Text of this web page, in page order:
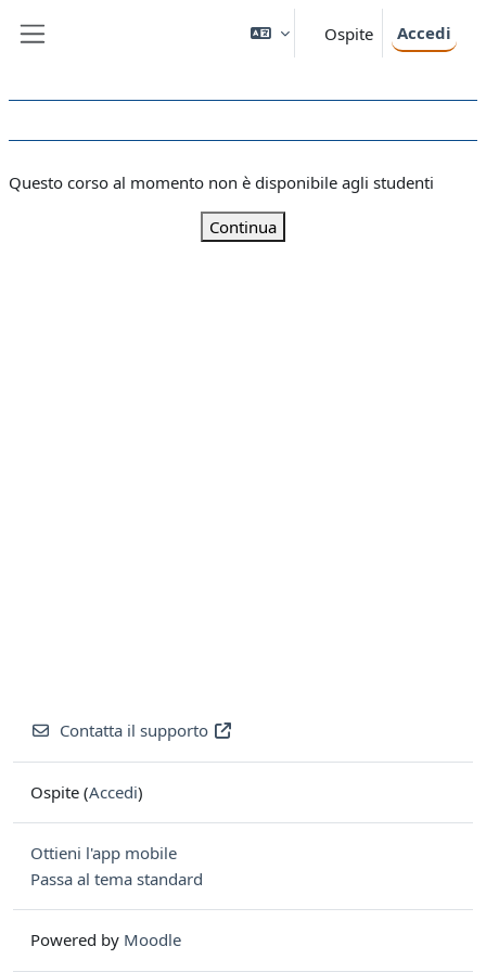
Ospite Accedi
Questo corso al momento non è disponibile agli studenti
Continua
Contatta il supporto
Ospite (Accedi)
Ottieni l'app mobile
Passa al tema standard
Powered by Moodle